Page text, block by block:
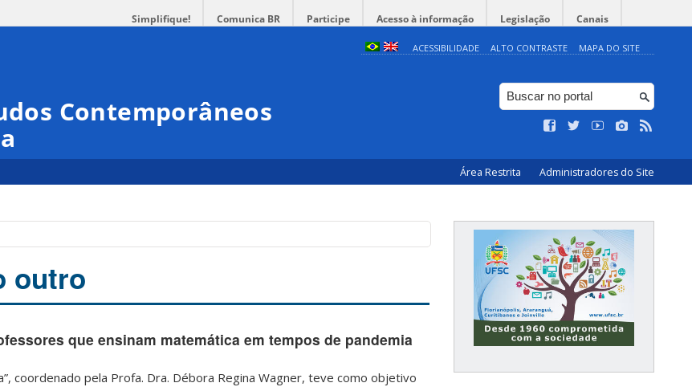
Simplifique! Comunica BR Participe Acesso à informação Legislação Canais
ACESSIBILIDADE ALTO CONTRASTE MAPA DO SITE
Contemporâneos
Área Restrita Administradores do Site
outro
que ensinam matemática em tempos de pandemia
coordenado pela Profa. Dra. Débora Regina Wagner, teve como objetivo